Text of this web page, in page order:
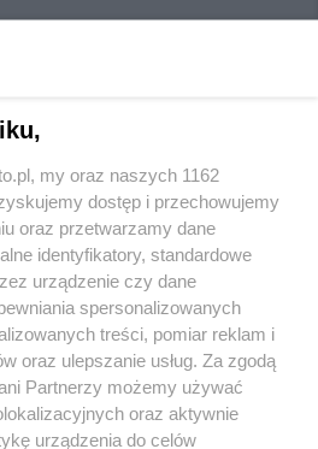
regulamin korzystania z portali
Skontaktuj sięz nami
Kontakt
my oraz naszych 1162
dostęp i przechowujemy
oraz przetwarzamy dane
identyfikatory, standardowe
urządzenie czy dane
spersonalizowanych
treści, pomiar reklam i
oraz ulepszanie usług. Za zgodą
Partnerzy możemy używać
oraz aktywnie
urządzenia do celów